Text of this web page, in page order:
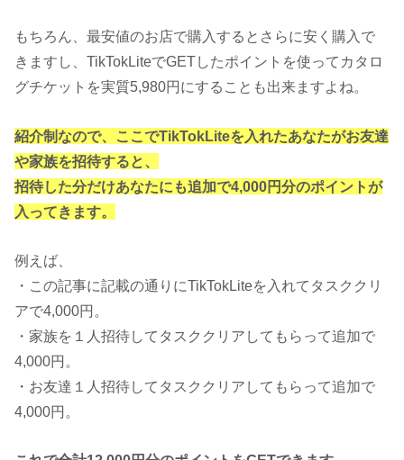
もちろん、最安値のお店で購入するとさらに安く購入で
きますし、TikTokLiteでGETしたポイントを使ってカタロ
グチケットを実質5,980円にすることも出来ますよね。
紹介制なので、ここでTikTokLiteを入れたあなたがお友達
や家族を招待すると、
招待した分だけあなたにも追加で4,000円分のポイントが
入ってきます。
例えば、
・この記事に記載の通りにTikTokLiteを入れてタスククリ
アで4,000円。
・家族を１人招待してタスククリアしてもらって追加で
4,000円。
・お友達１人招待してタスククリアしてもらって追加で
4,000円。